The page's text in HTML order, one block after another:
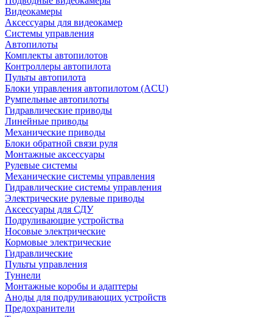
Видеокамеры
Аксессуары для видеокамер
Системы управления
Автопилоты
Комплекты автопилотов
Контроллеры автопилота
Пульты автопилота
Блоки управления автопилотом (ACU)
Румпельные автопилоты
Гидравлические приводы
Линейные приводы
Механические приводы
Блоки обратной связи руля
Монтажные аксессуары
Рулевые системы
Механические системы управления
Гидравлические системы управления
Электрические рулевые приводы
Аксессуары для СДУ
Подруливающие устройства
Носовые электрические
Кормовые электрические
Гидравлические
Пульты управления
Туннели
Монтажные коробы и адаптеры
Аноды для подруливающих устройств
Предохранители